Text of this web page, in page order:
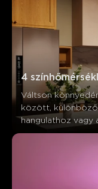
4
Váltson
között,
hangulathoz vagy